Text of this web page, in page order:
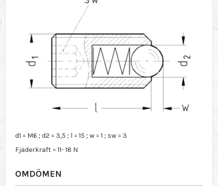
d1 = M6 ; d2 = 3,5 ; l = 15 ; w = 1 ; sw = 3
Fjäderkraft = 11- 18 N
OMDÖMEN